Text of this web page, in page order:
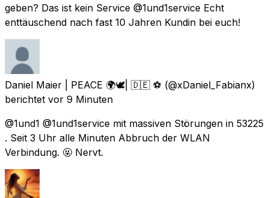
geben? Das ist kein Service @1und1service Echt
enttäuschend nach fast 10 Jahren Kundin bei euch!
Daniel Maier | PEACE 🌍🕊| 🇩🇪 ⚽️ (@xDaniel_Fabianx)
berichtet vor 9 Minuten
@1und1 @1und1service mit massiven Störungen in 53225
. Seit 3 Uhr alle Minuten Abbruch der WLAN
Verbindung. 🤬 Nervt.